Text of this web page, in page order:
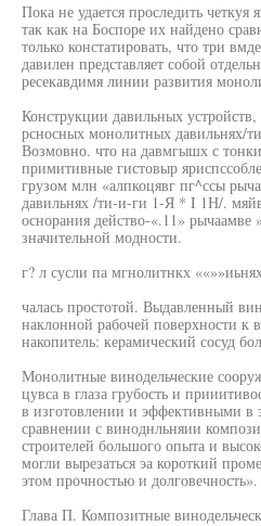
Пока не удается проследить
так как на Боспоре их найдено
только констатировать, что три
давилен представляет собой
ресекавдимя линии развития
Конструкции давильных
рсносных монолитных давильнях/
Возмовно. что на давмгышх с
примитивные гистовыр
грузом млн «алпкоцявг пг^ссы
давильнях /ти-и-ги 1-Я * I 1Н/.
оснорания действо-«.11» рычаамве
значительной модности.
г? л сусли па мгнолитнкх
чалась простотой. Выдавленный
наклонной рабочей поверхности к
накопитель: керамический сосуд
Монолитные винодельческие
цувса в глаза грубость и
в изготовлении и эффективными в
сравнении с виноднльняии
строителей большого опыта и
могли вырезаться эа короткий
этом прочностью и долговечность».
Глава П. Композитные